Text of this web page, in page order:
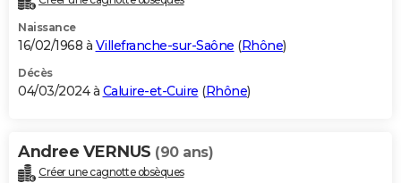
Naissance
16/02/1968 à Villefranche-sur-Saône (Rhône)
Décès
04/03/2024 à Caluire-et-Cuire (Rhône)
Andree VERNUS (90 ans)
Créer une cagnotte obsèques